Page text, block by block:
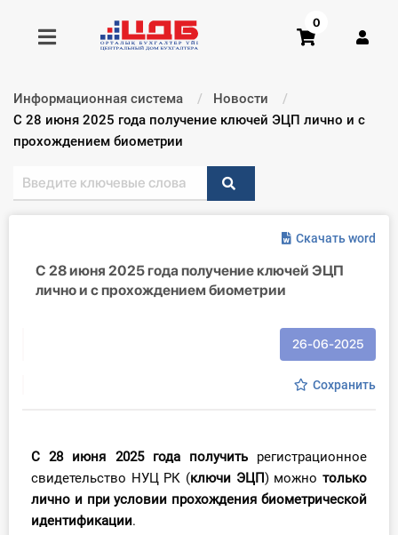
Получить консультацию
Главная ИС
Консультации
Вебинары
Справочник бухгалтера
0
Информационная система
Новости
Текущий:
С 28 июня 2025 года получение ключей ЭЦП лично и с
прохождением биометрии
Скачать word
С 28 июня 2025 года получение ключей ЭЦП
лично и с прохождением биометрии
26-06-2025
Сохранить
С 28 июня 2025 года получитьрегистрационное
свидетельство НУЦ РК (ключи ЭЦП) можнотолько
лично и при условии прохождения биометрической
идентификации.